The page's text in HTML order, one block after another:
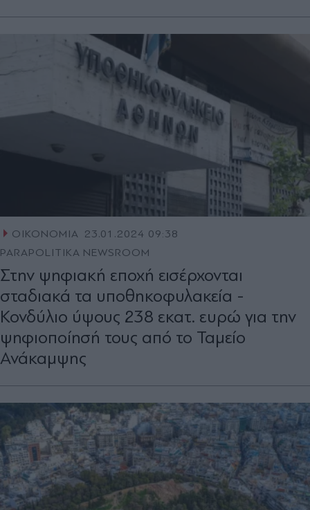
ΟΙΚΟΝΟΜΙΑ 23.01.2024 09:38
PARAPOLITIKA NEWSROOM
Στην ψηφιακή εποχή εισέρχονται
σταδιακά τα υποθηκοφυλακεία -
Κονδύλιο ύψους 238 εκατ. ευρώ για την
ψηφιοποίησή τους από το Ταμείο
Ανάκαμψης